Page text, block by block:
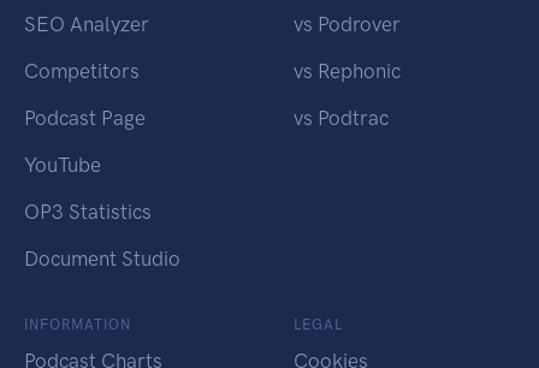
SEO Analyzer
Competitors
Podcast Page
YouTube
OP3 Statistics
Document Studio
vs Podrover
vs Rephonic
vs Podtrac
INFORMATION
Podcast Charts
LEGAL
Cookies